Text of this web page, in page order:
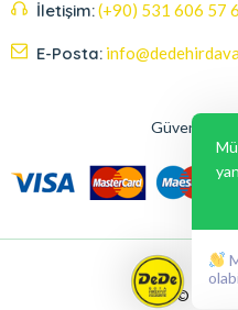
İletişim:(+90) 531 606 57
E-Posta:
Güvenli
© 2024,